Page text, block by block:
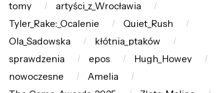
tomy
artyści_z_Wrocławia
Tyler_Rake:_Ocalenie
Quiet_Rush
Ola_Sadowska
kłótnia_ptaków
sprawdzenia
epos
Hugh_Howey
nowoczesne
Amelia